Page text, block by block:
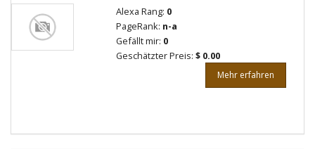
Alexa Rang: 0
PageRank: n-a
Gefällt mir: 0
Geschätzter Preis: $ 0.00
Mehr erfahren